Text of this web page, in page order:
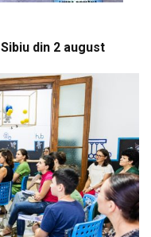
din 2 august